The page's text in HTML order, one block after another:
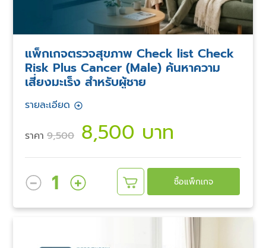
แพ็กเกจตรวจสุขภาพ Check list Check
Risk Plus Cancer (Male) ค้นหาความ
เสี่ยงมะเร็ง สำหรับผู้ชาย
รายละเอียด
ราคา 9,500 8,500 บาท
1
ซื้อแพ็กเกจ